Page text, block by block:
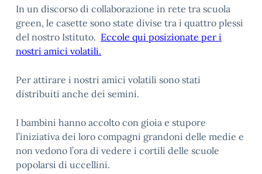
In un discorso di collaborazione in rete tra scuola
green, le casette sono state divise tra i quattro plessi
del nostro Istituto. Eccole qui posizionate per i
nostri amici volatili.
Per attirare i nostri amici volatili sono stati
distribuiti anche dei semini.
I bambini hanno accolto con gioia e stupore
l’iniziativa dei loro compagni grandoni delle medie e
non vedono l’ora di vedere i cortili delle scuole
popolarsi di uccellini.